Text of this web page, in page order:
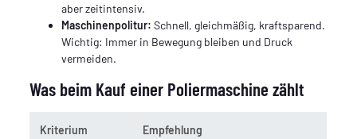
aber zeitintensiv.
Maschinenpolitur: Schnell, gleichmäßig, kraftsparend.
Wichtig: Immer in Bewegung bleiben und Druck
vermeiden.
Was beim Kauf einer Poliermaschine zählt
Kriterium Empfehlung